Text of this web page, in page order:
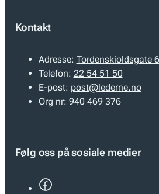
Kontakt
Adresse: Tordenskioldsgate
Telefon: 22 54 51 50
E-post: post@lederne.no
Org nr: 940 469 376
Følg oss på sosiale medier